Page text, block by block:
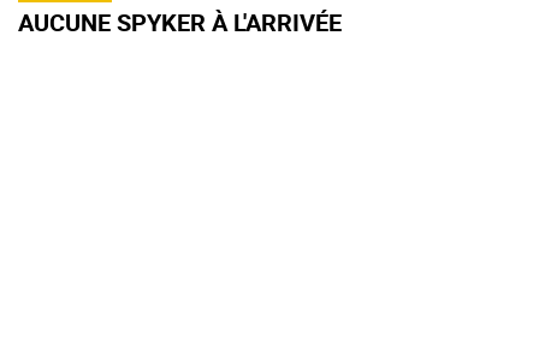
AUCUNE SPYKER À L'ARRIVÉE